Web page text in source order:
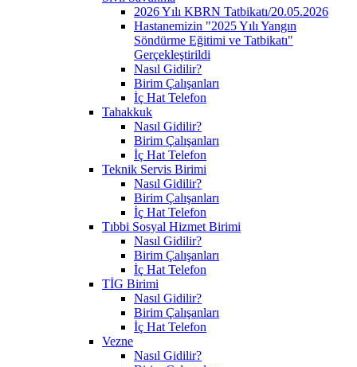
2026 Yılı KBRN Tatbikatı/20.05.2026
Hastanemizin "2025 Yılı Yangın
Söndürme Eğitimi ve Tatbikatı"
Gerçekleştirildi
Nasıl Gidilir?
Birim Çalışanları
İç Hat Telefon
Tahakkuk
Nasıl Gidilir?
Birim Çalışanları
İç Hat Telefon
Teknik Servis Birimi
Nasıl Gidilir?
Birim Çalışanları
İç Hat Telefon
Tıbbi Sosyal Hizmet Birimi
Nasıl Gidilir?
Birim Çalışanları
İç Hat Telefon
TİG Birimi
Nasıl Gidilir?
Birim Çalışanları
İç Hat Telefon
Vezne
Nasıl Gidilir?